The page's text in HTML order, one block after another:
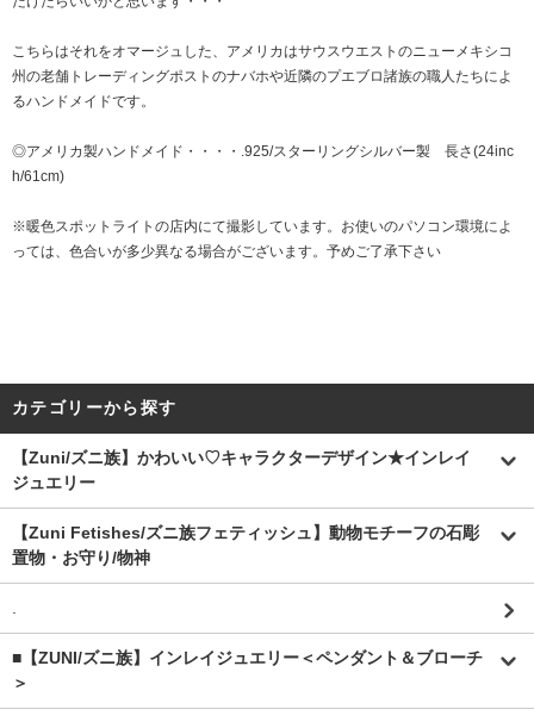
こちらはそれをオマージュした、アメリカはサウスウエストのニューメキシコ
州の老舗トレーディングポストのナバホや近隣のプエブロ諸族の職人たちによ
るハンドメイドです。
◎アメリカ製ハンドメイド・・・・.925/スターリングシルバー製 長さ(24inc
h/61cm)
※暖色スポットライトの店内にて撮影しています。お使いのパソコン環境によ
っては、色合いが多少異なる場合がございます。予めご了承下さい
カテゴリーから探す
【Zuni/ズニ族】かわいい♡キャラクターデザイン★インレイ
ジュエリー
【Zuni Fetishes/ズニ族フェティッシュ】動物モチーフの石彫
置物・お守り/物神
.
■【ZUNI/ズニ族】インレイジュエリー＜ペンダント＆ブローチ
＞